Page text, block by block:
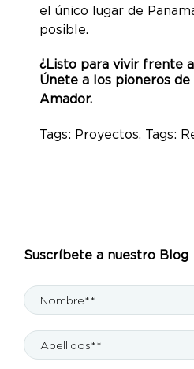
el único lugar de
posible.
¿Listo para vivir frente
Únete a los pioneros de
Amador.
Tags: Proyectos, Tags:
Suscríbete a nuestro Blog